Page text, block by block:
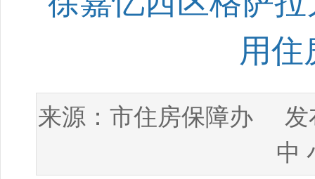
用住
来源： 市住房保障办 发
中